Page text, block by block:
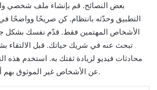
بعض النصائح. قم بإنشاء ملف شخصي
التطبيق وحدّثه بانتظام. كن صريحًا وواضحًا
الأشخاص المهتمين فقط. قدّم نفسك بشكل
تبحث عنه في شريك حياتك. قبل الالتقاء
محادثات فيديو لزيادة ثقتك به. استخدم هذه
عن الأشخاص غير الموثوق بهم أو السلوك غير اللائق.